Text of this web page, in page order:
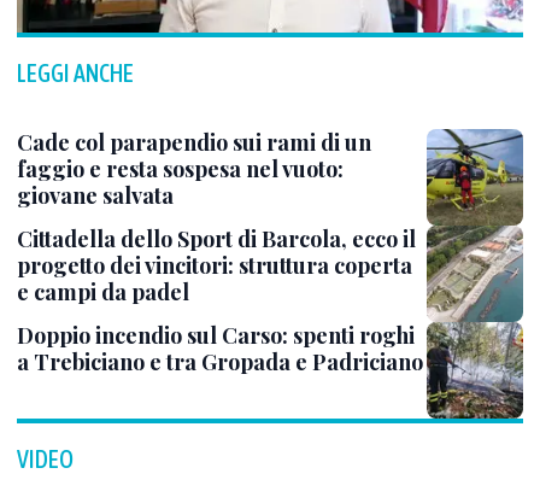
LEGGI ANCHE
Cade col parapendio sui rami di un
faggio e resta sospesa nel vuoto:
giovane salvata
Cittadella dello Sport di Barcola, ecco il
progetto dei vincitori: struttura coperta
e campi da padel
Doppio incendio sul Carso: spenti roghi
a Trebiciano e tra Gropada e Padriciano
VIDEO